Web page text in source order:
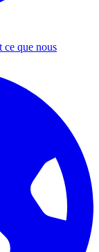
ce que nous